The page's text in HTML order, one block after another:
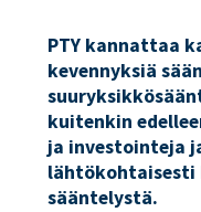
PTY kannattaa
kevennyksiä
kuitenkin
ja investointeja
lähtökohtaisesti
sääntelystä.